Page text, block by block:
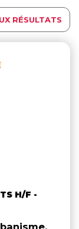
RÉSULTATS
H/F -